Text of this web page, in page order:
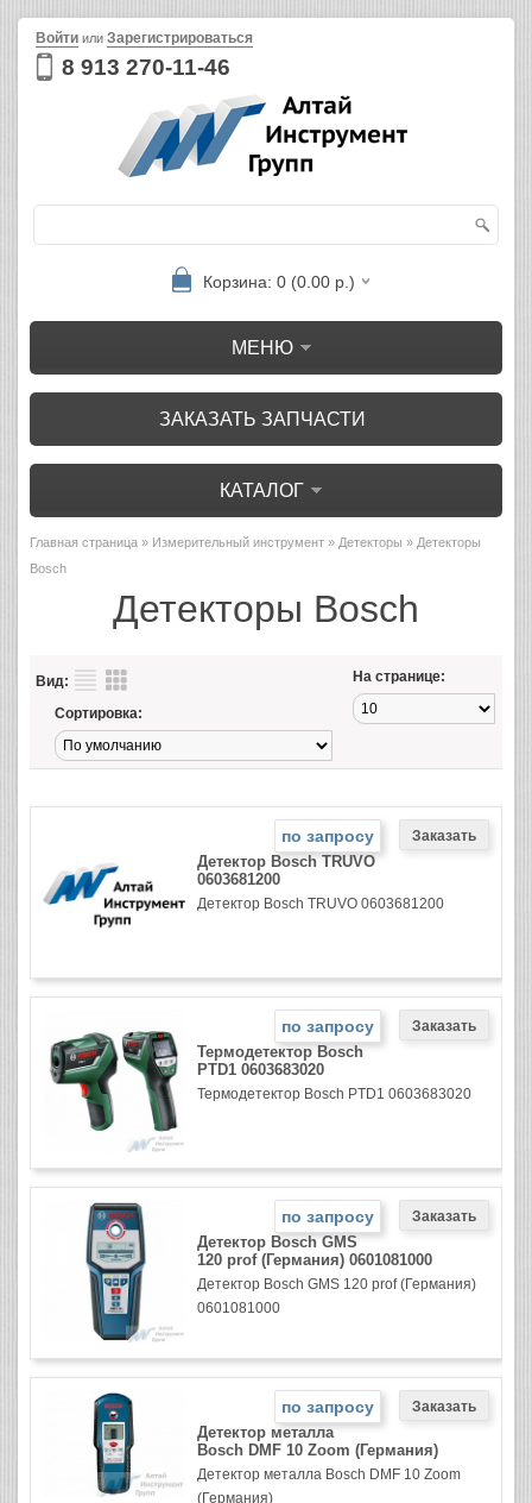
8 913 270-11-46
Войти или Зарегистрироваться
Корзина: 0 (0.00 р.)
МЕНЮ
ЗАКАЗАТЬ ЗАПЧАСТИ
КАТАЛОГ
Главная страница » Измерительный инструмент » Детекторы » Детекторы
Bosch
Детекторы Bosch
Вид: На странице:
Сортировка:
по запросу
Детектор Bosch TRUVO
0603681200
Детектор Bosch TRUVO 0603681200
по запросу
Термодетектор Bosch
PTD1 0603683020
Термодетектор Bosch PTD1 0603683020
по запросу
Детектор Bosch GMS
120 prof (Германия) 0601081000
Детектор Bosch GMS 120 prof (Германия)
0601081000
по запросу
Детектор металла
Bosch DMF 10 Zoom (Германия)
Детектор металла Bosch DMF 10 Zoom
(Германия)